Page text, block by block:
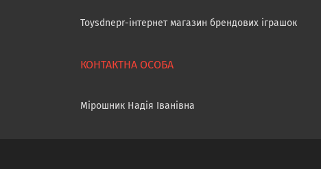
Toysdnepr-інтернет магазин брендових іграшок
Мірошник Надія Іванівна